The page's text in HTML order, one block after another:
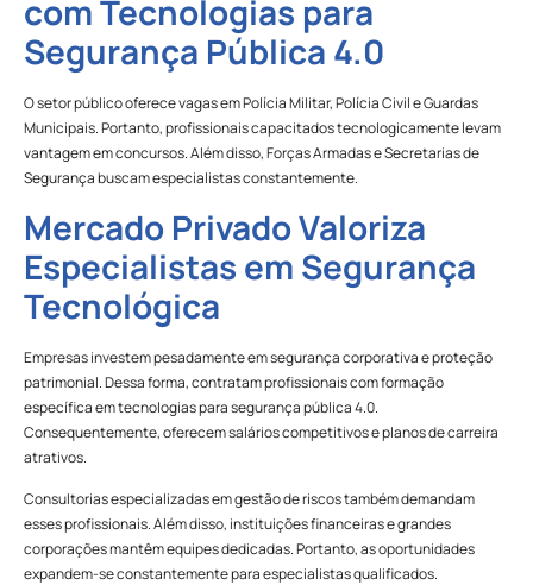
com Tecnologias para
Segurança Pública 4.0
O setor público oferece vagas em Polícia Militar, Polícia Civil e Guardas
Municipais. Portanto, profissionais capacitados tecnologicamente levam
vantagem em concursos. Além disso, Forças Armadas e Secretarias de
Segurança buscam especialistas constantemente.
Mercado Privado Valoriza
Especialistas em Segurança
Tecnológica
Empresas investem pesadamente em segurança corporativa e proteção
patrimonial. Dessa forma, contratam profissionais com formação
específica em tecnologias para segurança pública 4.0.
Consequentemente, oferecem salários competitivos e planos de carreira
atrativos.
Consultorias especializadas em gestão de riscos também demandam
esses profissionais. Além disso, instituições financeiras e grandes
corporações mantêm equipes dedicadas. Portanto, as oportunidades
expandem-se constantemente para especialistas qualificados.